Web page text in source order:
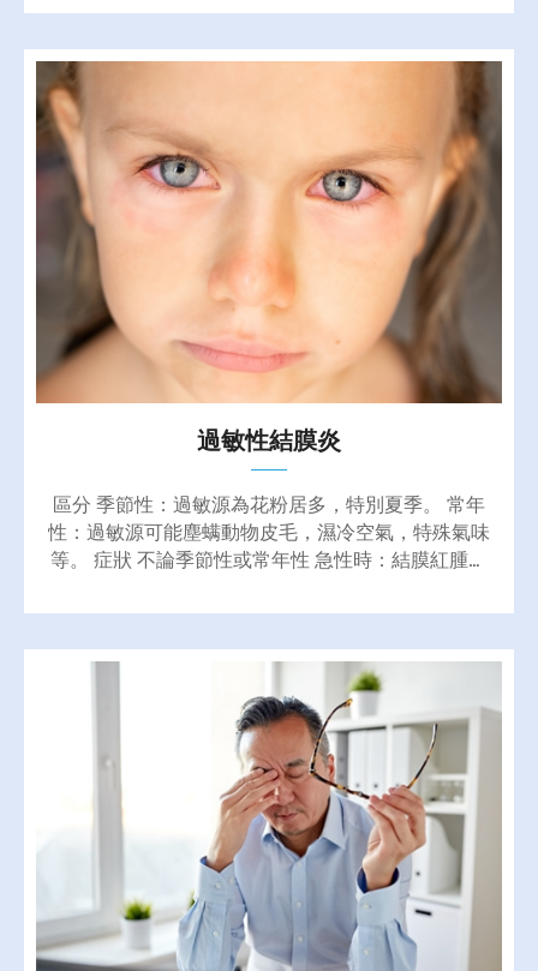
是：一個人的眼壓
過敏性結膜炎
區分 季節性：過敏源為花粉居多，特別夏季。 常年
性：過敏源可能塵螨動物皮毛，濕冷空氣，特殊氣味
等。 症狀 不論季節性或常年性 急性時：結膜紅腫、